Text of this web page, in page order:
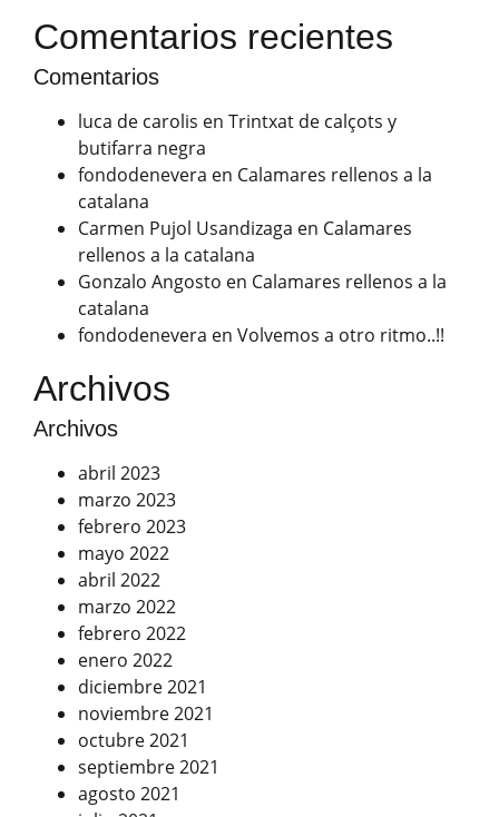
Comentarios recientes
Comentarios
luca de carolis en Trintxat de calçots y
butifarra negra
fondodenevera en Calamares rellenos a la
catalana
Carmen Pujol Usandizaga en Calamares
rellenos a la catalana
Gonzalo Angosto en Calamares rellenos a la
catalana
fondodenevera en Volvemos a otro ritmo..!!
Archivos
Archivos
abril 2023
marzo 2023
febrero 2023
mayo 2022
abril 2022
marzo 2022
febrero 2022
enero 2022
diciembre 2021
noviembre 2021
octubre 2021
septiembre 2021
agosto 2021